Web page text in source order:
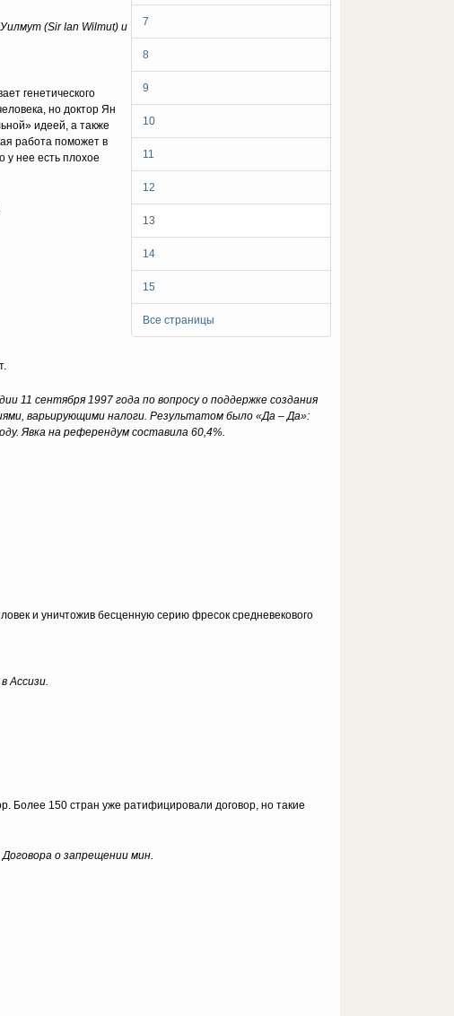
7
8
9
10
11
12
13
14
15
Все страницы
(Sir Ian Wilmut) и
генетического
но доктор Ян
идеей, а также
работа поможет в
у нее есть плохое
сентября 1997 года по вопросу о поддержке создания
варьирующими налоги. Результатом было «Да – Да»:
Явка на референдум составила 60,4%.
и уничтожив бесценную серию фресок средневекового
Ассизи.
Более 150 стран уже ратифицировали договор, но такие
о запрещении мин.